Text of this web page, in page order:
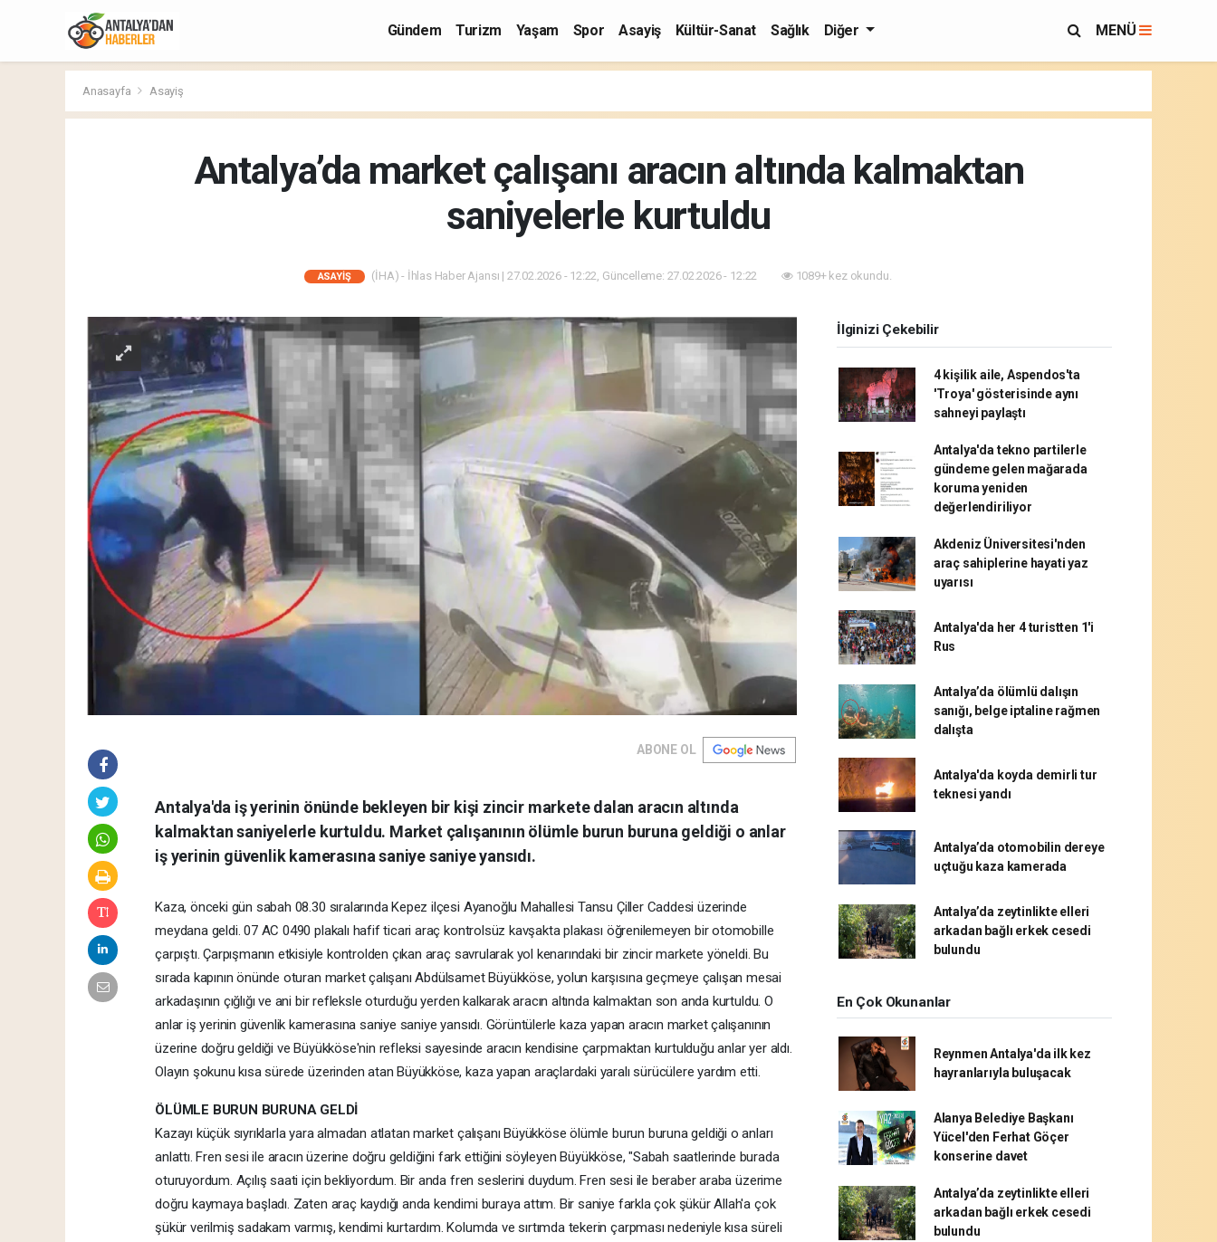
Gündem Turizm Yaşam Spor Asayiş Kültür-Sanat Sağlık Diğer MENÜ
Anasayfa Asayiş
Antalya’da market çalışanı aracın altında kalmaktan
saniyelerle kurtuldu
ASAYIŞ (İHA) - İhlas Haber Ajansı | 27.02.2026 - 12:22, Güncelleme: 27.02.2026 - 12:22 1089+ kez okundu.
ABONE OL
Antalya'da iş yerinin önünde bekleyen bir kişi zincir markete dalan aracın altında
kalmaktan saniyelerle kurtuldu. Market çalışanının ölümle burun buruna geldiği o anlar
iş yerinin güvenlik kamerasına saniye saniye yansıdı.
Kaza, önceki gün sabah 08.30 sıralarında Kepez ilçesi Ayanoğlu Mahallesi Tansu Çiller Caddesi üzerinde
meydana geldi. 07 AC 0490 plakalı hafif ticari araç kontrolsüz kavşakta plakası öğrenilemeyen bir otomobille
çarpıştı. Çarpışmanın etkisiyle kontrolden çıkan araç savrularak yol kenarındaki bir zincir markete yöneldi. Bu
sırada kapının önünde oturan market çalışanı Abdülsamet Büyükköse, yolun karşısına geçmeye çalışan mesai
arkadaşının çığlığı ve ani bir refleksle oturduğu yerden kalkarak aracın altında kalmaktan son anda kurtuldu. O
anlar iş yerinin güvenlik kamerasına saniye saniye yansıdı. Görüntülerle kaza yapan aracın market çalışanının
üzerine doğru geldiği ve Büyükköse'nin refleksi sayesinde aracın kendisine çarpmaktan kurtulduğu anlar yer aldı.
Olayın şokunu kısa sürede üzerinden atan Büyükköse, kaza yapan araçlardaki yaralı sürücülere yardım etti.
ÖLÜMLE BURUN BURUNA GELDİ
Kazayı küçük sıyrıklarla yara almadan atlatan market çalışanı Büyükköse ölümle burun buruna geldiği o anları
anlattı. Fren sesi ile aracın üzerine doğru geldiğini fark ettiğini söyleyen Büyükköse, "Sabah saatlerinde burada
oturuyordum. Açılış saati için bekliyordum. Bir anda fren seslerini duydum. Fren sesi ile beraber araba üzerime
doğru kaymaya başladı. Zaten araç kaydığı anda kendimi buraya attım. Bir saniye farkla çok şükür Allah'a çok
şükür verilmiş sadakam varmış, kendimi kurtardım. Kolumda ve sırtımda tekerin çarpması nedeniyle kısa süreli
İlginizi Çekebilir
4 kişilik aile, Aspendos'ta
'Troya' gösterisinde aynı
sahneyi paylaştı
Antalya'da tekno partilerle
gündeme gelen mağarada
koruma yeniden
değerlendiriliyor
Akdeniz Üniversitesi'nden
araç sahiplerine hayati yaz
uyarısı
Antalya'da her 4 turistten 1'i
Rus
Antalya’da ölümlü dalışın
sanığı, belge iptaline rağmen
dalışta
Antalya'da koyda demirli tur
teknesi yandı
Antalya’da otomobilin dereye
uçtuğu kaza kamerada
Antalya’da zeytinlikte elleri
arkadan bağlı erkek cesedi
bulundu
En Çok Okunanlar
Reynmen Antalya'da ilk kez
hayranlarıyla buluşacak
Alanya Belediye Başkanı
Yücel'den Ferhat Göçer
konserine davet
Antalya’da zeytinlikte elleri
arkadan bağlı erkek cesedi
bulundu